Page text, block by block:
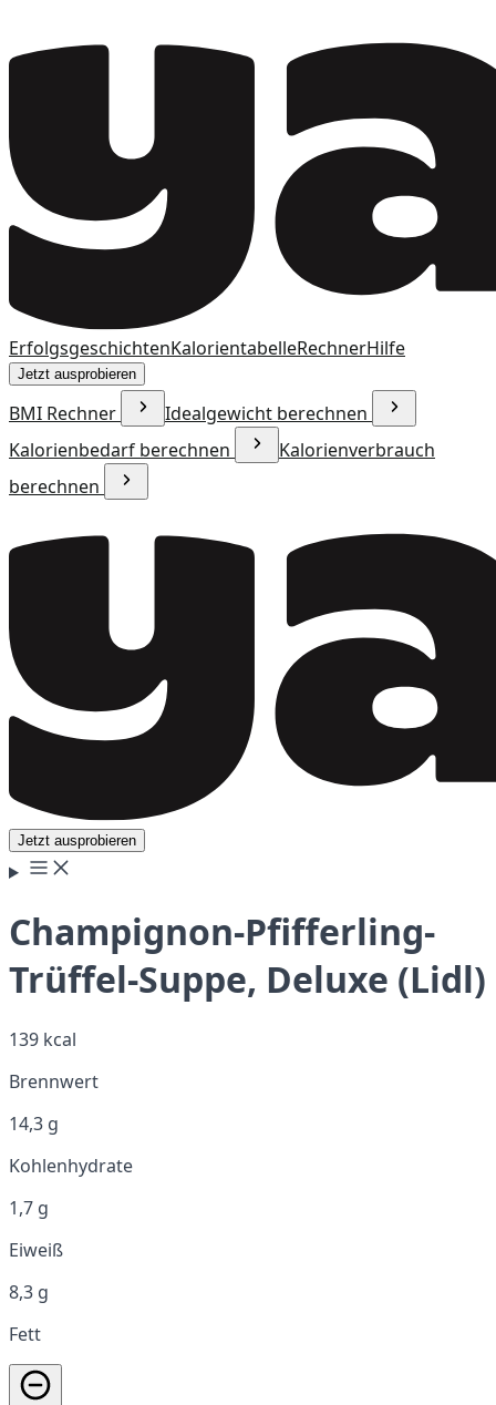
ErfolgsgeschichtenKalorientabelleRechnerHilfe
Jetzt ausprobieren
BMI Rechner
Idealgewicht berechnen
Kalorienbedarf berechnen
Kalorienverbrauch
berechnen
Jetzt ausprobieren
Champignon-Pfifferling-
Trüffel-Suppe, Deluxe (Lidl)
139 kcal
Brennwert
14,3 g
Kohlenhydrate
1,7 g
Eiweiß
8,3 g
Fett